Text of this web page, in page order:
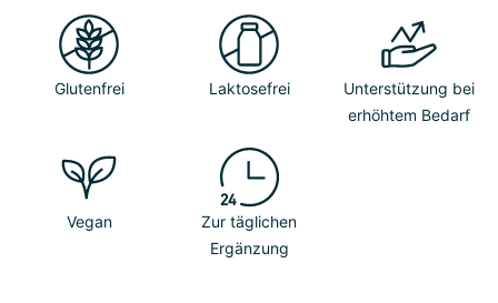
Glutenfrei Laktosefrei
Unterstützung bei
erhöhtem Bedarf
Vegan
Zur täglichen
Ergänzung